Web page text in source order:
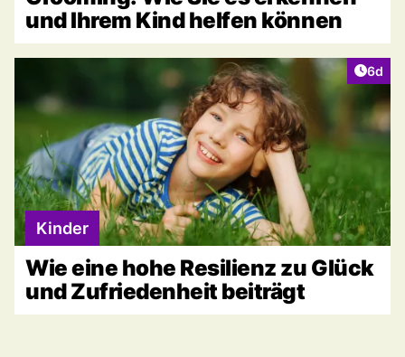
und Ihrem Kind helfen können
6d
Kinder
Wie eine hohe Resilienz zu Glück
und Zufriedenheit beiträgt